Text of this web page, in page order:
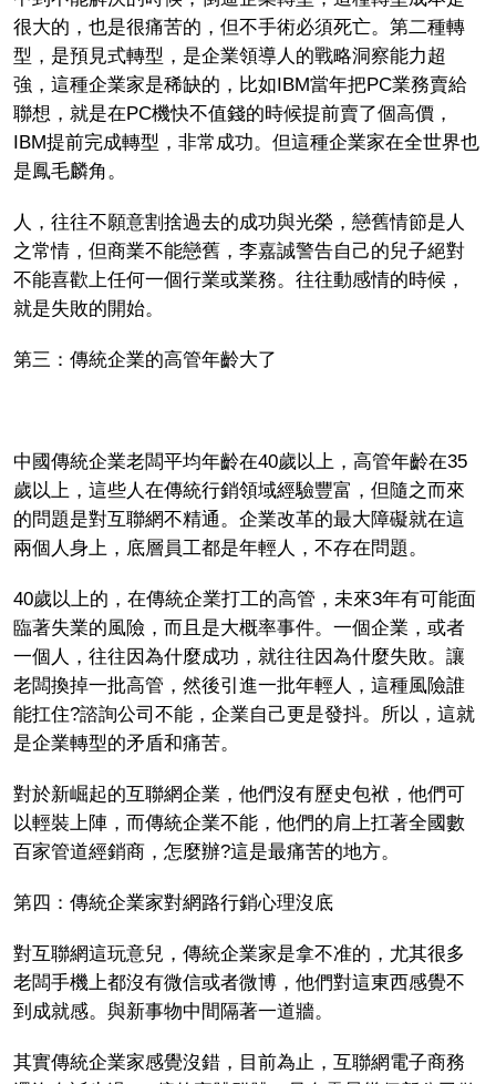
很大的，也是很痛苦的，但不手術必須死亡。第二種轉
型，是預見式轉型，是企業領導人的戰略洞察能力超
強，這種企業家是稀缺的，比如IBM當年把PC業務賣給
聯想，就是在PC機快不值錢的時候提前賣了個高價，
IBM提前完成轉型，非常成功。但這種企業家在全世界也
是鳳毛麟角。
人，往往不願意割捨過去的成功與光榮，戀舊情節是人
之常情，但商業不能戀舊，李嘉誠警告自己的兒子絕對
不能喜歡上任何一個行業或業務。往往動感情的時候，
就是失敗的開始。
第三：傳統企業的高管年齡大了
中國傳統企業老闆平均年齡在40歲以上，高管年齡在35
歲以上，這些人在傳統行銷領域經驗豐富，但隨之而來
的問題是對互聯網不精通。企業改革的最大障礙就在這
兩個人身上，底層員工都是年輕人，不存在問題。
40歲以上的，在傳統企業打工的高管，未來3年有可能面
臨著失業的風險，而且是大概率事件。一個企業，或者
一個人，往往因為什麼成功，就往往因為什麼失敗。讓
老闆換掉一批高管，然後引進一批年輕人，這種風險誰
能扛住?諮詢公司不能，企業自己更是發抖。所以，這就
是企業轉型的矛盾和痛苦。
對於新崛起的互聯網企業，他們沒有歷史包袱，他們可
以輕裝上陣，而傳統企業不能，他們的肩上扛著全國數
百家管道經銷商，怎麼辦?這是最痛苦的地方。
第四：傳統企業家對網路行銷心理沒底
對互聯網這玩意兒，傳統企業家是拿不准的，尤其很多
老闆手機上都沒有微信或者微博，他們對這東西感覺不
到成就感。與新事物中間隔著一道牆。
其實傳統企業家感覺沒錯，目前為止，互聯網電子商務